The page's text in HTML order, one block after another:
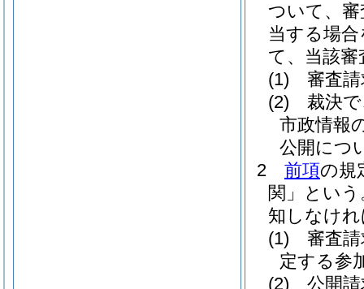
ついて、
当する場
て、当該
(1)
審査
(2)
裁決
市政情報
公開につ
2
前項の規
関」という
知しなけ
(1)
審査
定する参
(2)
公開